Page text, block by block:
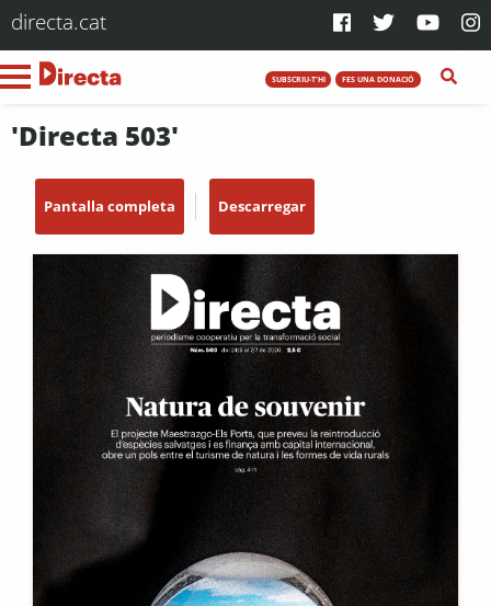
directa.cat
SUBSCRIU-T'HI FES UNA DONACIÓ
'Directa 503'
Pantalla completa Descarregar